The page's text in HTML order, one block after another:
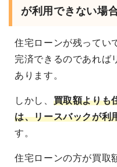
が利用できない場
住宅ローンが残ってい
完済できるのであれば
あります。
しかし、 買取額よりも
は、リースバックが利
す。
住宅ローンの方が買取